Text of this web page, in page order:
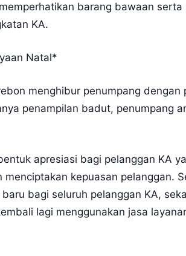
barang bawaan
KA.
Natal*
menghibur penumpang
penampilan badut, penumpang
apresiasi bagi pelanggan KA
kepuasan pelanggan.
bagi seluruh pelanggan KA,
lagi menggunakan jasa